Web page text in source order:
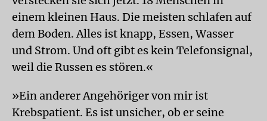
einem kleinen Haus. Die meisten schlafen auf
dem Boden. Alles ist knapp, Essen, Wasser
und Strom. Und oft gibt es kein Telefonsignal,
weil die Russen es stören.«
»Ein anderer Angehöriger von mir ist
Krebspatient. Es ist unsicher, ob er seine